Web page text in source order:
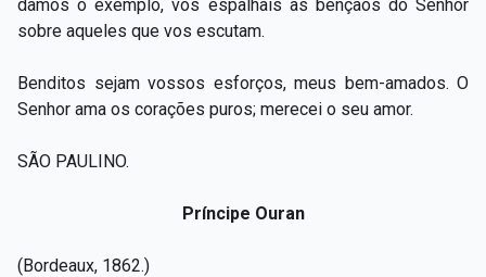
damos o exemplo, vós espalhais as bênçãos do Senhor
sobre aqueles que vos escutam.
Benditos sejam vossos esforços, meus bem-amados. O
Senhor ama os corações puros; merecei o seu amor.
SÃO PAULINO.
Príncipe Ouran
(Bordeaux, 1862.)